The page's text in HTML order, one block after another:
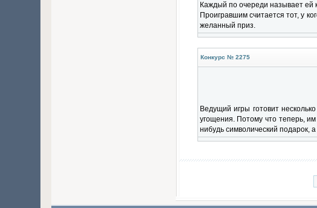
Каждый по очереди называет ей
Проигравшим считается тот, у
желанный приз.
Конкурс № 2275
Ведущий игры готовит
угощения. Потому что теперь, им
нибудь символический подарок,